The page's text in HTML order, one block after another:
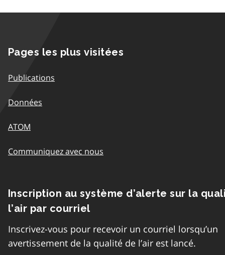
Pages les plus visitées
Publications
Données
ATOM
Communiquez avec nous
Inscription au système d’alerte sur la
l’air par courriel
Inscrivez-vous pour recevoir un courriel lorsqu’un
avertissement de la qualité de l’air est lancé.